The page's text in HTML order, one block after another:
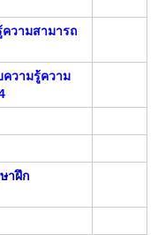
วามสามารถ
วามรู้ความ
าฝึก